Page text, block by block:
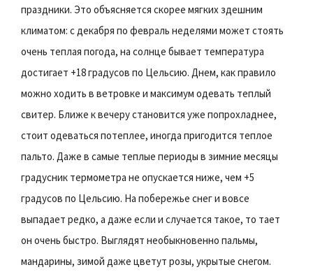
праздники. Это объясняется скорее мягких здешним
климатом: с декабря по февраль неделями может стоять
очень теплая погода, на солнце бывает температура
достигает +18 градусов по Цельсию. Днем, как правило
можно ходить в ветровке и максимум одевать теплый
свитер. Ближе к вечеру становится уже попрохладнее,
стоит одеваться потеплее, иногда пригодится теплое
пальто. Даже в самые теплые периоды в зимние месяцы
градусник термометра не опускается ниже, чем +5
градусов по Цельсию. На побережье снег и вовсе
выпадает редко, а даже если и случается такое, то тает
он очень быстро. Выглядят необыкновенно пальмы,
мандарины, зимой даже цветут розы, укрытые снегом.